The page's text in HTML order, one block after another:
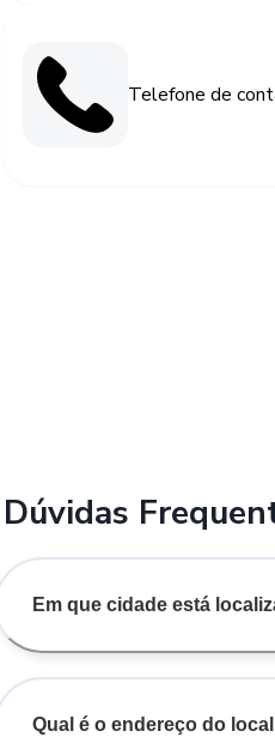
Telefone de
Dúvidas
Em que cidade está
Qual é o endereço do